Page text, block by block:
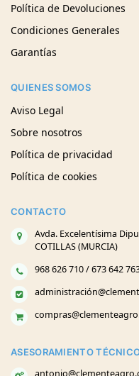
Política de Devoluciones
Condiciones Generales
Garantías
QUIENES SOMOS
Aviso Legal
Sobre nosotros
Política de privacidad
Política de cookies
CONTACTO
Avda. Excelentísima
COTILLAS (MURCIA)
968 626 710 / 673 642
ASESORAMIENTO